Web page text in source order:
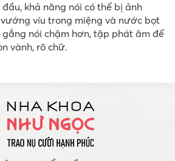
khả năng nói có thể bị ảnh
víu trong miệng và nước bọt
nói chậm hơn, tập phát âm để
vành, rõ chữ.